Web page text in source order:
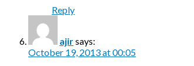
Reply
ajirsays:
October 19, 2013 at 00:05